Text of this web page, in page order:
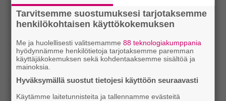
Tarvitsemme suostumuksesi tarjotaksemme
henkilökohtaisen käyttökokemuksen
Me ja huolellisesti valitsemamme88 teknologiakumppania
hyödynnämme henkilötietoja tarjotaksemme paremman
käyttäjäkokemuksen sekä kohdentaaksemme sisältöä ja
mainoksia.
Hyväksymällä suostut tietojesi käyttöön seuraavasti
Käytämme laitetunnisteita ja tallennamme evästeitä